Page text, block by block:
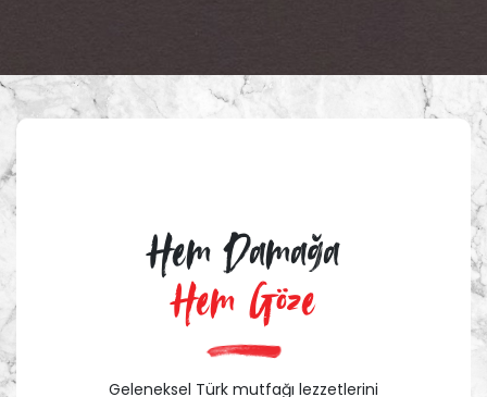
Hem Damağa
Hem Göze
Geleneksel Türk mutfağı lezzetlerini